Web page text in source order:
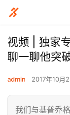
视频 | 独家
聊一聊他突
admin 2017年10月
我们与基普乔